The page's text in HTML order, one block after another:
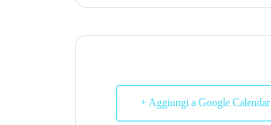
+ Aggiungi a Google Calendar